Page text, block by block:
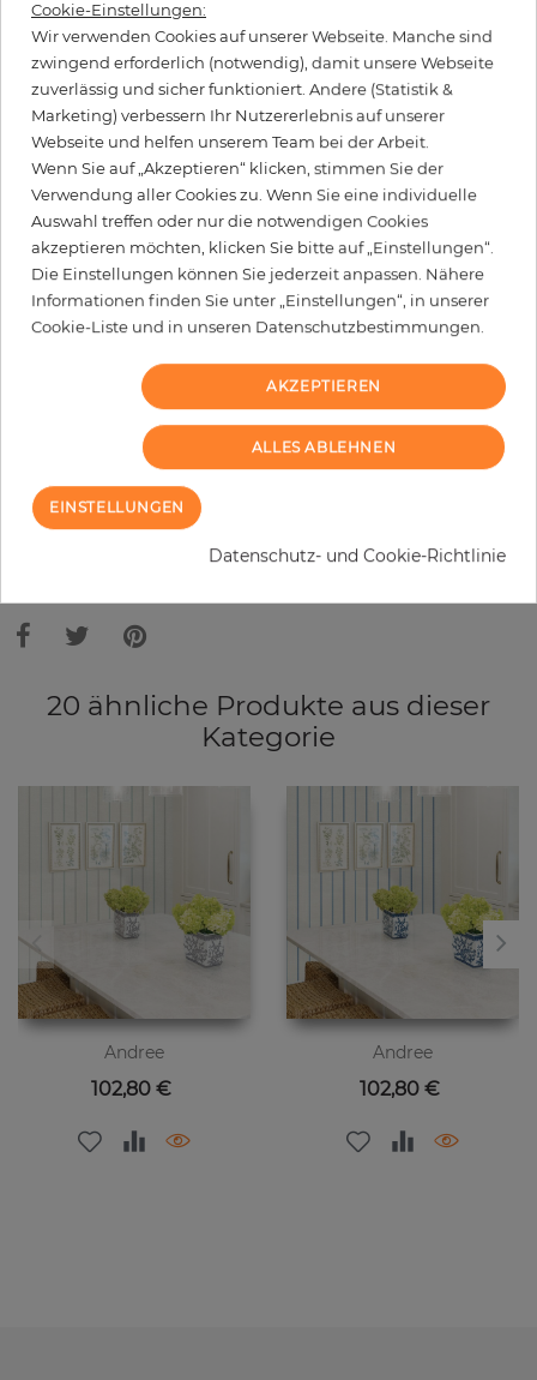
Farbe: Türkis
190,40 € per Rolle
Inkl. 19% MwSt. zzgl. Versand
Grundpreis pro m² - 36,62 €
Wird Kleister benötigt?
− +
IN DEN WARENKORB
MUSTER BESTELLEN
Bildschirmeinstellungen zu Abweichungen vom Originalfarbton leicht
20 ähnliche Produkte aus dieser
Kategorie
Andree
Preis
102,80 €
Andree
Preis
102,80 €
Cookie-Einstellungen:
Wir verwenden Cookies auf unserer Webseite. Manche sind
zwingend erforderlich (notwendig), damit unsere Webseite
zuverlässig und sicher funktioniert. Andere (Statistik &
Marketing) verbessern Ihr Nutzererlebnis auf unserer
Webseite und helfen unserem Team bei der Arbeit.
Wenn Sie auf „Akzeptieren“ klicken, stimmen Sie der
Verwendung aller Cookies zu. Wenn Sie eine individuelle
Auswahl treffen oder nur die notwendigen Cookies
akzeptieren möchten, klicken Sie bitte auf „Einstellungen“.
Die Einstellungen können Sie jederzeit anpassen. Nähere
Informationen finden Sie unter „Einstellungen“, in unserer
Cookie-Liste und in unseren Datenschutzbestimmungen.
AKZEPTIEREN
ALLES ABLEHNEN
EINSTELLUNGEN
Datenschutz- und Cookie-Richtlinie